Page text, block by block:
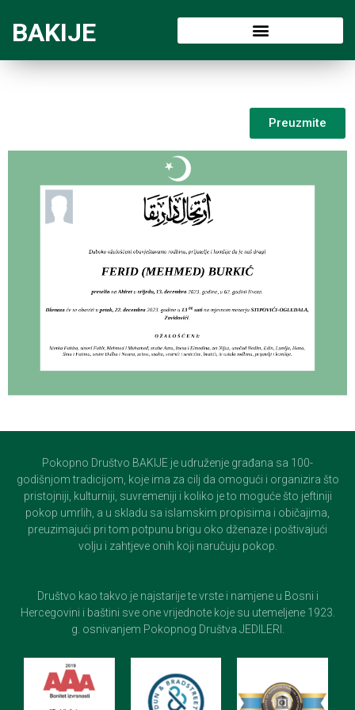
BAKIJE
Preuzmite
Pokopno Društvo BAKIJE je udruženje građana sa 100-
godišnjom tradicijom, koje ima za cilj da omogući i organizira što
pristojniji, kulturniji, suvremeniji i koliko je to moguće što jeftiniji
pokop umrlih, a u skladu sa islamskim propisima i običajima,
preuzimajući pri tom potpunu brigu oko dženaze i poštivajući
volju i zahtjeve onih koji naručuju pokop.
Društvo kao takvo je najstarije te vrste i namjene u Bosni i
Hercegovini i baštini sve one vrijednote koje su utemeljene 1923.
g. osnivanjem Pokopnog Društva JEDILERI.